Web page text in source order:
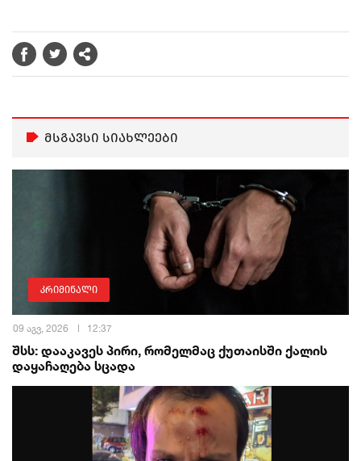
მსგავსი სიახლეები
კრიმინალი
09 აგვ, 2026 12:37
შსს: დააკავეს პირი, რომელმაც ქუთაისში ქალის
დაყაჩაღება სცადა